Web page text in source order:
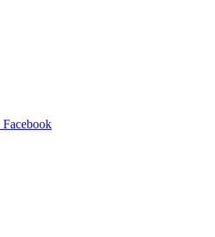
Facebook